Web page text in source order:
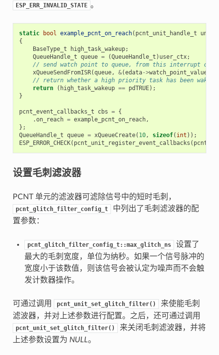
ESP_ERR_INVALID_STATE 。
static bool example_pcnt_on_reach( pcnt_unit_handle_t unit
{
BaseType_t
high_task_wakeup;
QueueHandle_t queue = (QueueHandle_t ) user_ctx;
// send watch point to queue, from this interrupt
xQueueSendFromISR(queue, &(edata->watch_point_value
// return whether a high priority task has been
return
( high_task_wakeup == pdTRUE);
}
pcnt_event_callbacks_t cbs = {
.on_reach = example_pcnt_on_reach,
};
QueueHandle_t queue = xQueueCreate( 10, sizeof( int ));
ESP_ERROR_CHECK( pcnt_unit_register_event_callbacks (
设置毛刺滤波器
PCNT 单元的滤波器可滤除信号中的短时毛刺，
pcnt_glitch_filter_config_t
中列出了毛刺滤波器的配
置参数：
pcnt_glitch_filter_config_t::max_glitch_ns
设置了
最大的毛刺宽度，单位为纳秒。如果一个信号脉冲的
宽度小于该数值，则该信号会被认定为噪声而不会触
发计数器操作。
可通过调用 pcnt_unit_set_glitch_filter()
来使能毛刺
滤波器，并对上述参数进行配置。之后，还可通过调用
pcnt_unit_set_glitch_filter()
来关闭毛刺滤波器，并将
上述参数设置为 NULL。